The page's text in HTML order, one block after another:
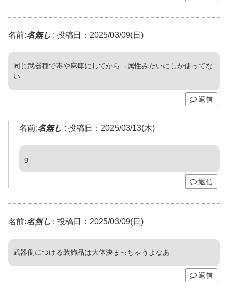
名前:名無し : 投稿日：2025/03/09(日)
同じ武器種で毒や麻痺にしてから→属性みたいにしか使ってな
い
返信
名前:名無し : 投稿日：2025/03/13(木)
g
返信
名前:名無し : 投稿日：2025/03/09(日)
武器側につける装飾品は大体決まっちゃうよなあ
返信